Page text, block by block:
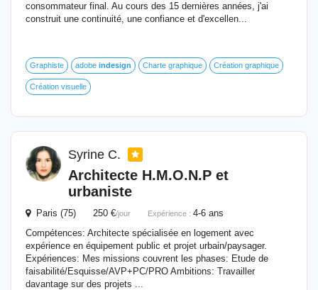
consommateur final. Au cours des 15 dernières années, j'ai
construit une continuité, une confiance et d'excellen...
Graphiste adobe indesign Charte graphique Création graphique
Création visuelle
Syrine C.
Architecte H.M.O.N.P et
urbaniste
Paris (75) 250 €/jour Expérience : 4-6 ans
Compétences: Architecte spécialisée en logement avec
expérience en équipement public et projet urbain/paysager.
Expériences: Mes missions couvrent les phases: Etude de
faisabilité/Esquisse/AVP+PC/PRO Ambitions: Travailler
davantage sur des projets ...